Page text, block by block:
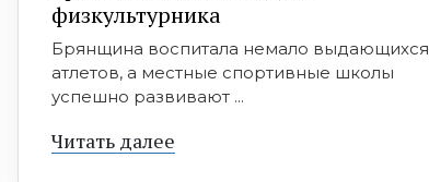
физкультурника
Брянщина воспитала немало выдающихся
атлетов, а местные спортивные школы
успешно развивают ...
Читать далее